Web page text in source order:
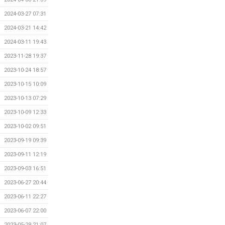
2024-03-27 07:31
2024-03-21 14:42
2024-03-11 19:43
2023-11-28 19:37
2023-10-24 18:57
2023-10-15 10:09
2023-10-13 07:29
2023-10-09 12:33
2023-10-02 09:51
2023-09-19 09:39
2023-09-11 12:19
2023-09-03 16:51
2023-06-27 20:44
2023-06-11 22:27
2023-06-07 22:00